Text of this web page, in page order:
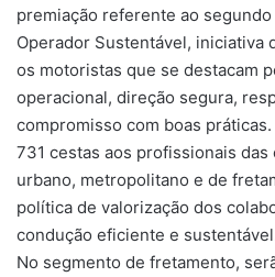
premiação referente ao
Operador Sustentável, iniciativa
os motoristas que se destacam
operacional, direção segura,
compromisso com boas
731 cestas aos profissionais
urbano, metropolitano e de
política de valorização dos
condução eficiente e
No segmento de fretamento,